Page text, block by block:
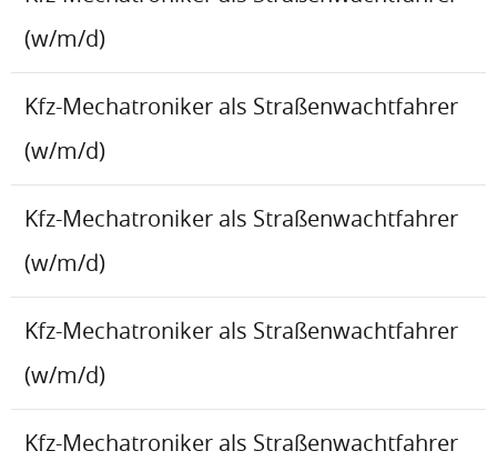
(w/m/d)
Kfz-Mechatroniker als Straßenwachtfahrer
(w/m/d)
Kfz-Mechatroniker als Straßenwachtfahrer
(w/m/d)
Kfz-Mechatroniker als Straßenwachtfahrer
(w/m/d)
Kfz-Mechatroniker als Straßenwachtfahrer